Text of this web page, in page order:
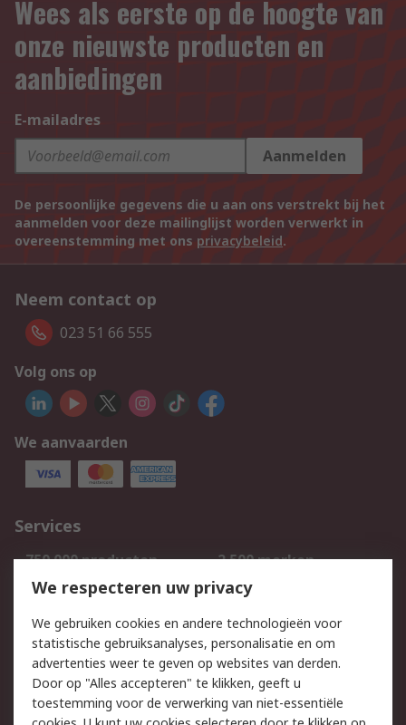
Wees als eerste op de hoogte van
onze nieuwste producten en
aanbiedingen
E-mailadres
Aanmelden
De persoonlijke gegevens die u aan ons verstrekt bij het
aanmelden voor deze mailinglijst worden verwerkt in
overeenstemming met ons privacybeleid.
Neem contact op
023 51 66 555
Volg ons op
We aanvaarden
Services
750.000 producten
2.500 merken
Bestellen
Inkoopoplossingen
Track & Trace
Wettelijk
Cookiebeleid Email veiligheid
We respecteren uw privacy
We gebruiken cookies en andere technologieën voor
statistische gebruiksanalyses, personalisatie en om
advertenties weer te geven op websites van derden.
Door op "Alles accepteren" te klikken, geeft u
toestemming voor de verwerking van niet-essentiële